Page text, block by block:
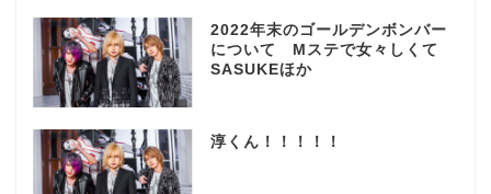
2022年末のゴールデンボンバー
について Mステで女々しくて
SASUKEほか
淳くん！！！！！